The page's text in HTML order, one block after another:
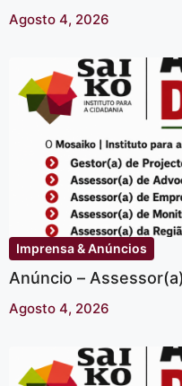
Agosto 4, 2026
Imprensa & Anúncios
Anúncio –
Agosto 4, 2026